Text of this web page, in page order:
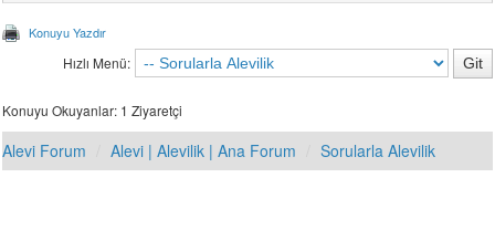
Konuyu Yazdır
Hızlı Menü:
Konuyu Okuyanlar: 1 Ziyaretçi
Alevi Forum Alevi | Alevilik | Ana Forum Sorularla Alevilik